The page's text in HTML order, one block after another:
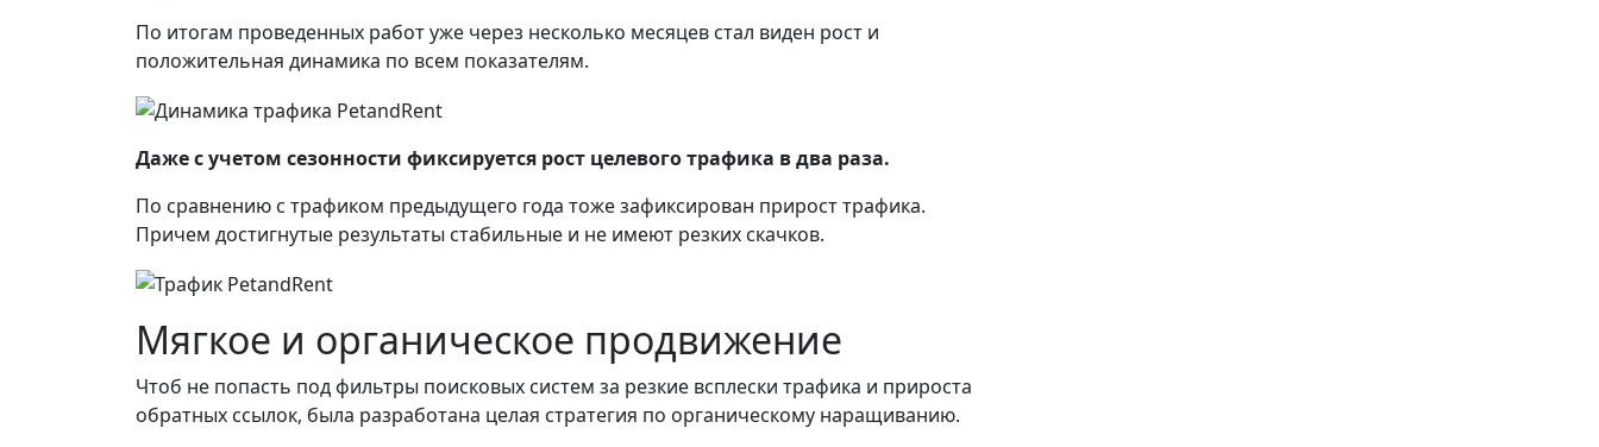
По итогам проведенных работ уже через несколько месяцев стал виден рост и
положительная динамика по всем показателям.
Даже с учетом сезонности фиксируется рост целевого трафика в два раза.
По сравнению с трафиком предыдущего года тоже зафиксирован прирост трафика.
Причем достигнутые результаты стабильные и не имеют резких скачков.
Мягкое и органическое продвижение
Чтоб не попасть под фильтры поисковых систем за резкие всплески трафика и прироста
обратных ссылок, была разработана целая стратегия по органическому наращиванию.